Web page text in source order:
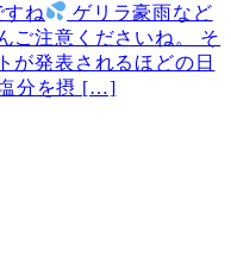
ね
ゲリラ豪雨など
ご注意くださいね。 そ
が発表されるほどの日
分を摂 […]